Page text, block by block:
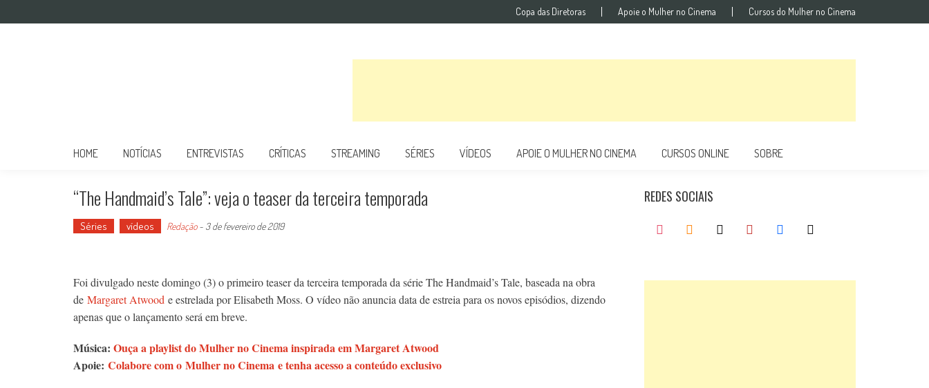
Copa das Diretoras Apoie o Mulher no Cinema Cursos do Mulher no Cinema
HOME NOTÍCIAS ENTREVISTAS CRÍTICAS STREAMING SÉRIES VÍDEOS APOIE O MULHER NO CINEMA CURSOS ONLINE SOBRE
“The Handmaid’s Tale”: veja o teaser da terceira temporada
Séries vídeos Redação- 3 de fevereiro de 2019
Foi divulgado neste domingo (3) o primeiro teaser da terceira temporada da série The Handmaid’s Tale, baseada na obra
de Margaret Atwood e estrelada por Elisabeth Moss. O vídeo não anuncia data de estreia para os novos episódios, dizendo
apenas que o lançamento será em breve.
Música: Ouça a playlist do Mulher no Cinema inspirada em Margaret Atwood
Apoie: Colabore com o Mulher no Cinema e tenha acesso a conteúdo exclusivo
REDES SOCIAIS